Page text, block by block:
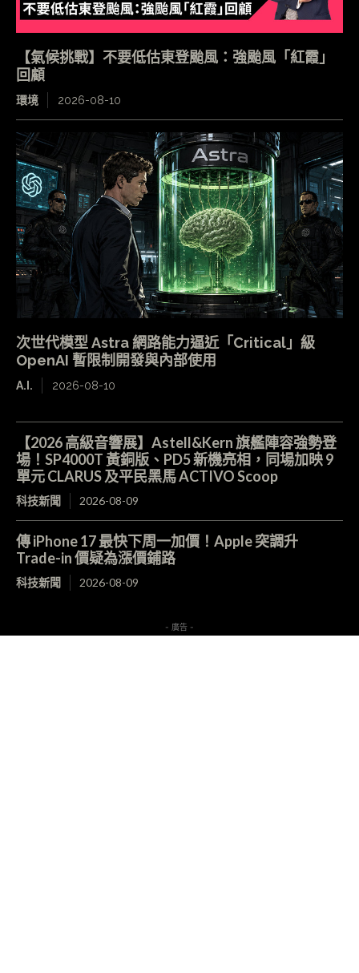
【氣候挑戰】不要低估東登颱風：強颱風「紅霞」
回顧
環境 2026-08-10
次世代模型 Astra 網路能力逼近「Critical」級
OpenAI 暫限制開發與內部使用
A.I. 2026-08-10
【2026 高級音響展】Astell&Kern 旗艦陣容強勢登
場！SP4000T 黃銅版、PD5 新機亮相，同場加映 9
單元 CLARUS 及平民黑馬 ACTIVO Scoop
科技新聞 2026-08-09
傳 iPhone 17 最快下周一加價！Apple 突調升
Trade-in 價疑為漲價鋪路
科技新聞 2026-08-09
- 廣告 -